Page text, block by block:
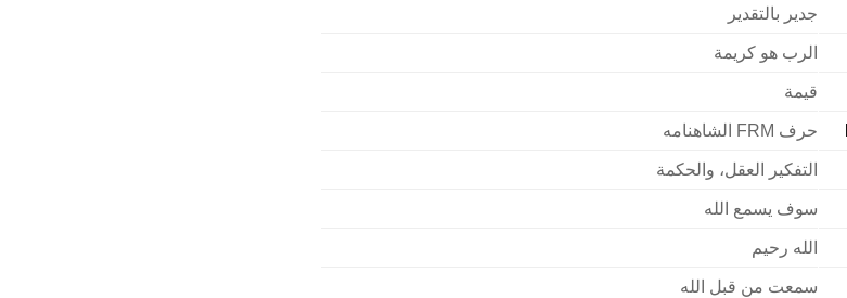
جدير بالتقدير
الرب هو كريمة
قيمة
حرف FRM الشاهنامه
التفكير العقل، والحكمة
سوف يسمع الله
الله رحيم
سمعت من قبل الله